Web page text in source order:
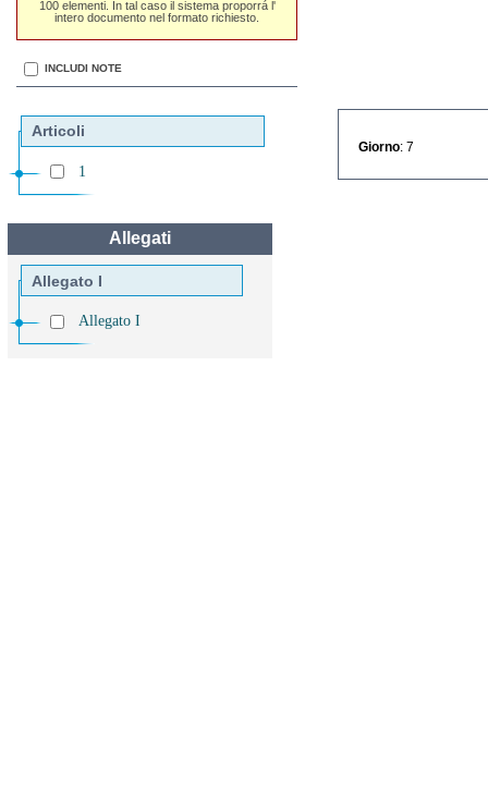
100 elementi. In tal caso il sistema proporrá l'
intero documento nel formato richiesto.
INCLUDI NOTE
Articoli
1
Allegati
Allegato I
Allegato I
Giorno : 7